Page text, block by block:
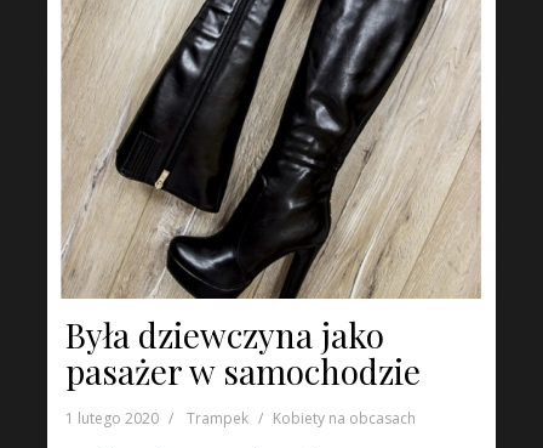
Była dziewczyna jako
pasażer w samochodzie
1 lutego 2020 Trampek Kobiety na obcasach